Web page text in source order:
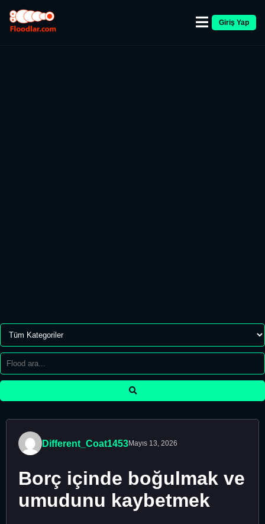
Giriş Yap
Different_Coat1453Mayıs 13, 2026
Borç içinde boğulmak ve
umudunu kaybetmek